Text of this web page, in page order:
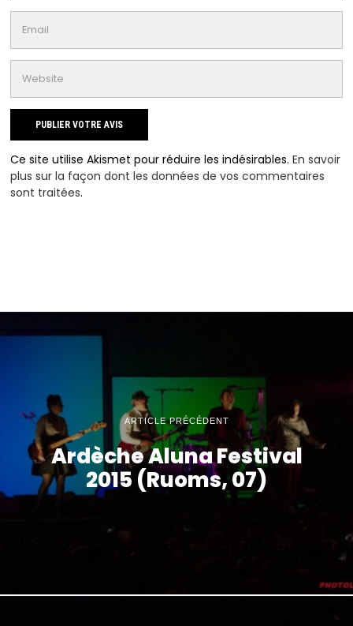
Ce site utilise Akismet pour réduire les indésirables.En savoir
plus sur la façon dont les données de vos commentaires
sont traitées.
ARTICLE PRÉCÉDENT
Ardèche Aluna Festival
2015 (Ruoms, 07)